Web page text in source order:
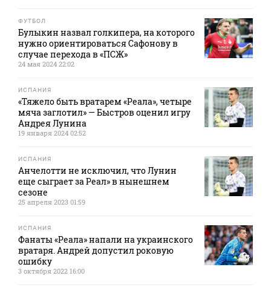
ФУТБОЛ
Булыкин назвал голкипера, на которого
нужно ориентироваться Сафонову в
случае перехода в «ПСЖ»
24 мая 2024 22:02
ИСПАНИЯ
«Тяжело быть вратарем «Реала», четыре
мяча заглотил» — Быстров оценил игру
Андрея Лунина
19 января 2024 02:52
ИСПАНИЯ
Анчелотти не исключил, что Лунин
еще сыграет за Реал» в нынешнем
сезоне
25 апреля 2023 01:59
ИСПАНИЯ
Фанаты «Реала» напали на украинского
вратаря. Андрей допустил роковую
ошибку
3 октября 2022 16:00